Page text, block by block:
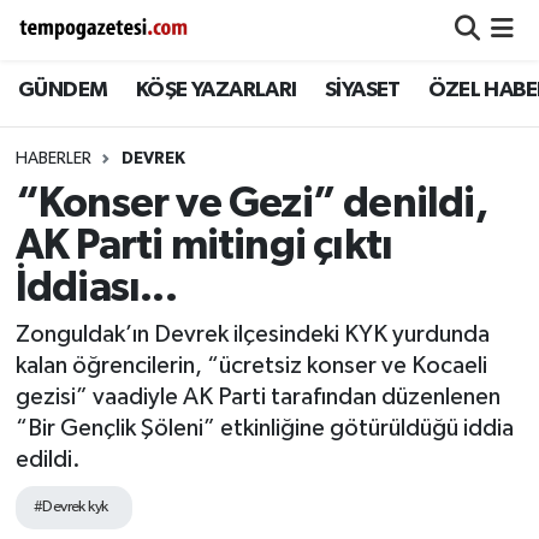
GÜNDEM KÖŞE YAZARLARI SİYASET ÖZEL
HABERLER DEVREK
“Konser ve Gezi” denildi,
AK Parti mitingi çıktı
İddiası...
Zonguldak’ın Devrek ilçesindeki KYK yurdunda
kalan öğrencilerin, “ücretsiz konser ve Kocaeli
gezisi” vaadiyle AK Parti tarafından düzenlenen
“Bir Gençlik Şöleni” etkinliğine götürüldüğü iddia
edildi.
#Devrek kyk
Alaplı
Çaycuma
Devrek
Ereğli
Gökçebey
GÜNDEM
Kilimli
Kozlu
Zonguldak Nöbetçi Eczaneler
Zonguldak Hava Durumu
Zonguldak Namaz Vakitleri
Zonguldak Trafik Yoğunluk Haritası
Süper Lig Puan Durumu ve Fikstür
Tüm Manşetler
Son Dakika Haberleri
Haber Arşivi